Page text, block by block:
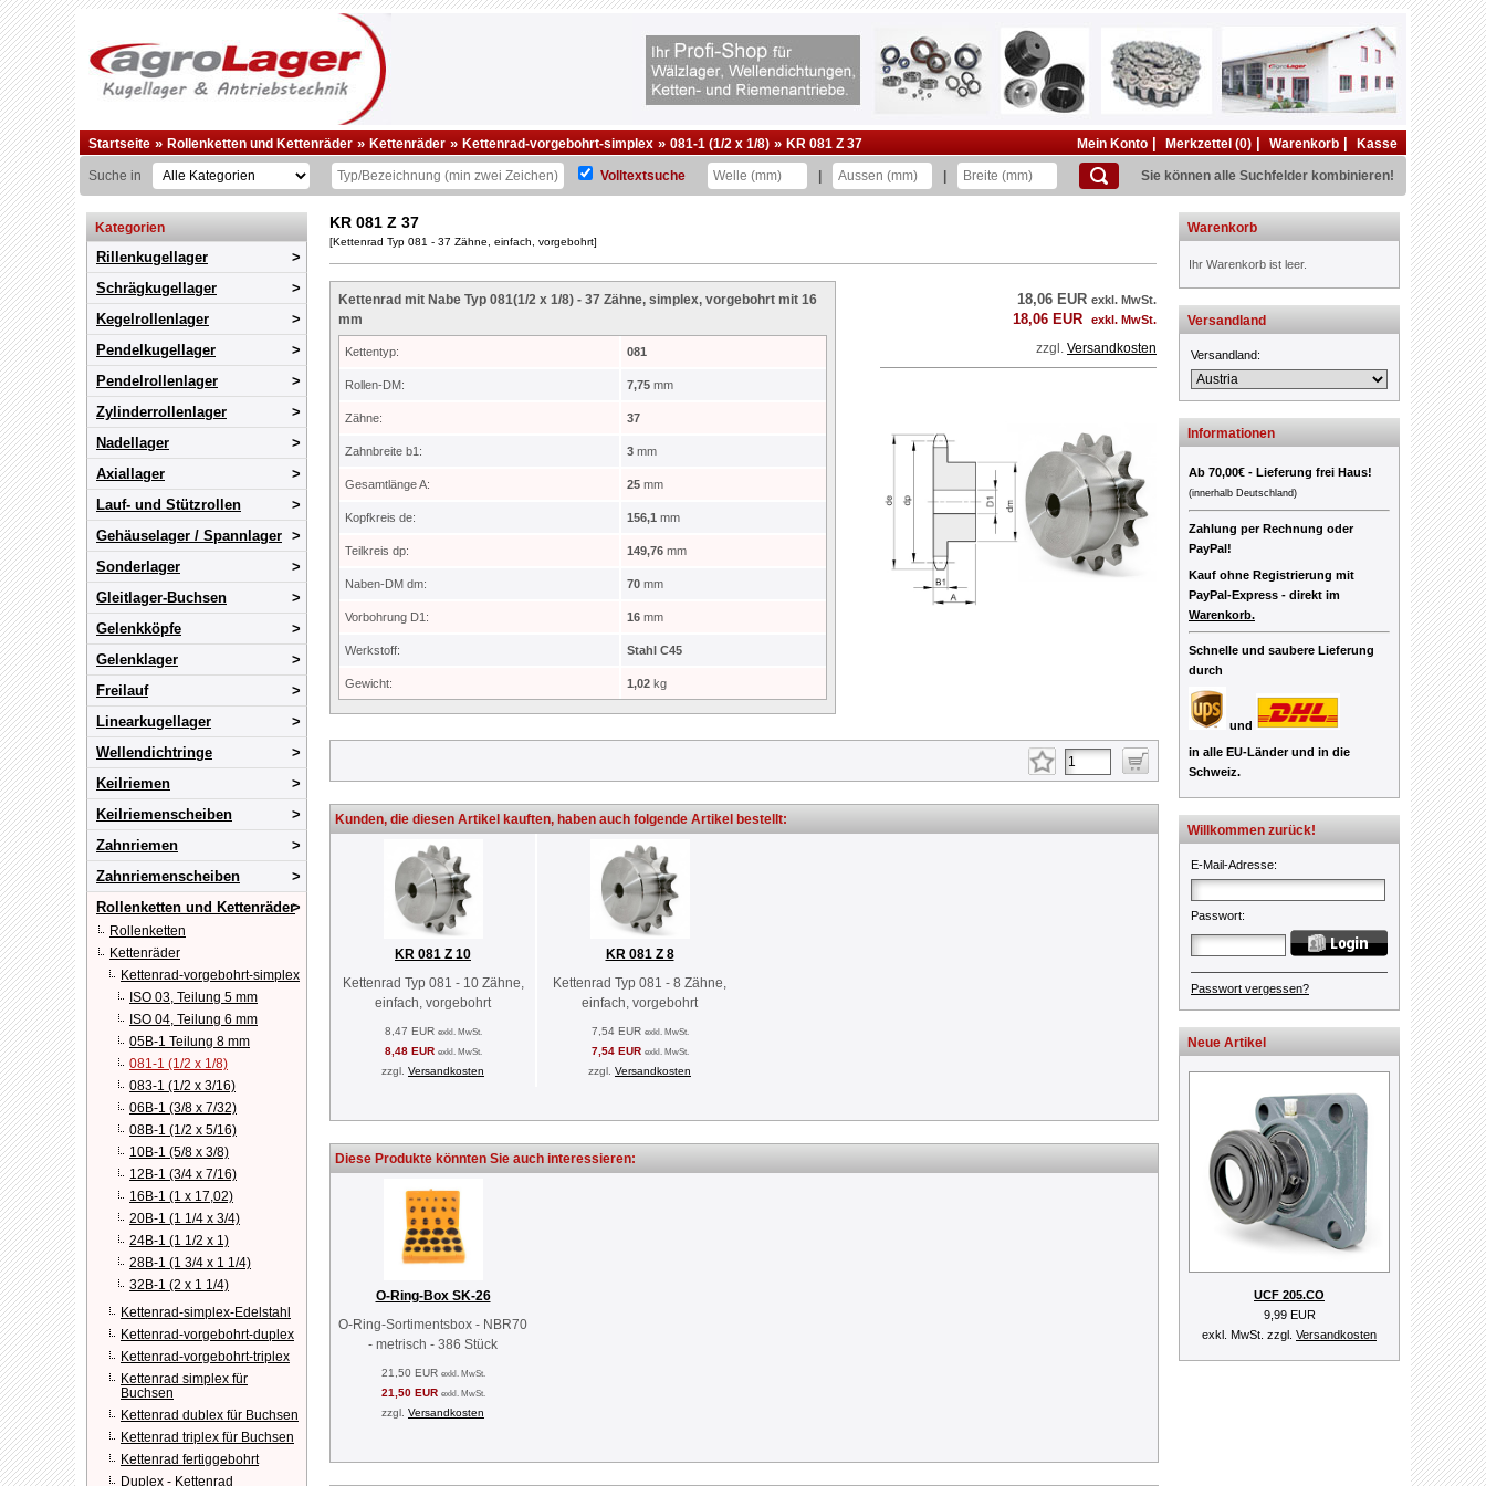
Startseite » Rollenketten und Kettenräder » Kettenräder » Kettenrad-vorgebohrt-simplex » 081-1 (1/2 x 1/8) » KR 081 Z 37 Mein Konto Merkzettel (0) Warenkorb Kasse
Suche in Volltextsuche Sie können alle Suchfelder kombinieren!
Kategorien
Rillenkugellager
Schrägkugellager
Kegelrollenlager
Pendelkugellager
Pendelrollenlager
Zylinderrollenlager
Nadellager
Axiallager
Lauf- und Stützrollen
Gehäuselager / Spannlager
Sonderlager
Gleitlager-Buchsen
Gelenkköpfe
Gelenklager
Freilauf
Linearkugellager
Wellendichtringe
Keilriemen
Keilriemenscheiben
Zahnriemen
Zahnriemenscheiben
Rollenketten und Kettenräder
Rollenketten
Kettenräder
Kettenrad-vorgebohrt-simplex
ISO 03, Teilung 5 mm
ISO 04, Teilung 6 mm
05B-1 Teilung 8 mm
081-1 (1/2 x 1/8)
083-1 (1/2 x 3/16)
06B-1 (3/8 x 7/32)
08B-1 (1/2 x 5/16)
10B-1 (5/8 x 3/8)
12B-1 (3/4 x 7/16)
16B-1 (1 x 17,02)
20B-1 (1 1/4 x 3/4)
24B-1 (1 1/2 x 1)
28B-1 (1 3/4 x 1 1/4)
32B-1 (2 x 1 1/4)
Kettenrad-simplex-Edelstahl
Kettenrad-vorgebohrt-duplex
Kettenrad-vorgebohrt-triplex
Kettenrad simplex für
Buchsen
Kettenrad dublex für Buchsen
Kettenrad triplex für Buchsen
Kettenrad fertiggebohrt
Duplex - Kettenrad
KR 081 Z 37
[Kettenrad Typ 081 - 37 Zähne, einfach, vorgebohrt]
Kettenrad mit Nabe Typ 081(1/2 x 1/8) - 37 Zähne, simplex, vorgebohrt mit 16
mm
Kettentyp: 081
Rollen-DM: 7,75 mm
Zähne: 37
Zahnbreite b1: 3 mm
Gesamtlänge A: 25 mm
Kopfkreis de: 156,1 mm
Teilkreis dp: 149,76 mm
Naben-DM dm: 70 mm
Vorbohrung D1: 16 mm
Werkstoff: Stahl C45
Gewicht: 1,02 kg
18,06 EUR exkl. MwSt.
18,06 EUR exkl. MwSt.
zzgl. Versandkosten
Kunden, die diesen Artikel kauften, haben auch folgende Artikel bestellt:
KR 081 Z 10
Kettenrad Typ 081 - 10 Zähne,
einfach, vorgebohrt
8,47 EUR exkl. MwSt.
8,48 EUR exkl. MwSt.
zzgl. Versandkosten
KR 081 Z 8
Kettenrad Typ 081 - 8 Zähne,
einfach, vorgebohrt
7,54 EUR exkl. MwSt.
7,54 EUR exkl. MwSt.
zzgl. Versandkosten
Diese Produkte könnten Sie auch interessieren:
O-Ring-Box SK-26
O-Ring-Sortimentsbox - NBR70
- metrisch - 386 Stück
21,50 EUR exkl. MwSt.
21,50 EUR exkl. MwSt.
zzgl. Versandkosten
Warenkorb
Ihr Warenkorb ist leer.
Versandland
Versandland:
Informationen
Ab 70,00€ - Lieferung frei Haus!
(innerhalb Deutschland)
Zahlung per Rechnung oder
PayPal!
Kauf ohne Registrierung mit
PayPal-Express - direkt im
Warenkorb.
Schnelle und saubere Lieferung
durch
und
in alle EU-Länder und in die
Schweiz.
Willkommen zurück!
E-Mail-Adresse:
Passwort:
Passwort vergessen?
Neue Artikel
UCF 205.CO
9,99 EUR
exkl. MwSt. zzgl. Versandkosten